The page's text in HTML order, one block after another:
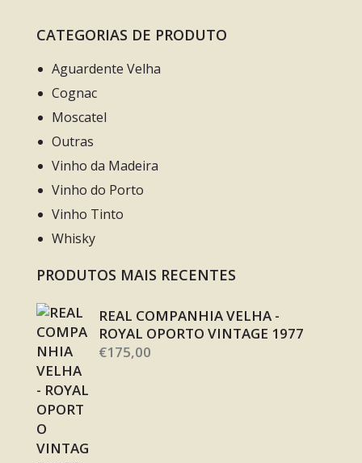
CATEGORIAS DE PRODUTO
Aguardente Velha
Cognac
Moscatel
Outras
Vinho da Madeira
Vinho do Porto
Vinho Tinto
Whisky
PRODUTOS MAIS RECENTES
REAL COMPANHIA VELHA -
ROYAL OPORTO VINTAGE 1977
€175,00